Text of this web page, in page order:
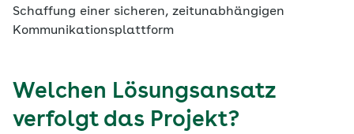
Schaffung einer sicheren, zeitunabhängigen
Kommunikationsplattform
Welchen Lösungsansatz
verfolgt das Projekt?